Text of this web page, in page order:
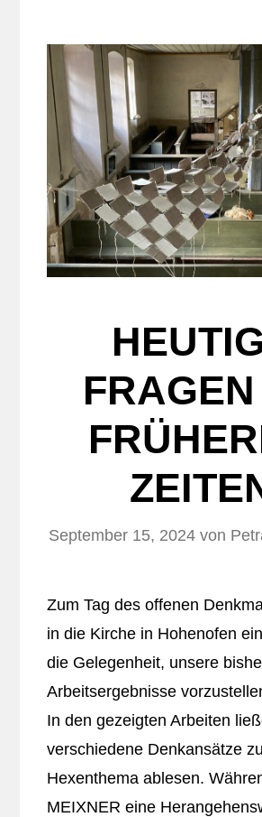
September 15, 2024 von
Zum Tag des offenen
in die Kirche in Hohenofen
die Gelegenheit, unsere
Arbeitsergebnisse
In den gezeigten Arbeiten
verschiedene Denkansätze
Hexenthema ablesen.
MEIXNER eine